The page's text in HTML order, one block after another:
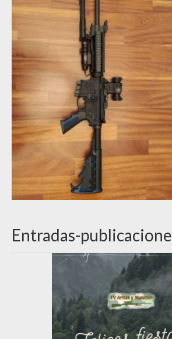
Entradas-